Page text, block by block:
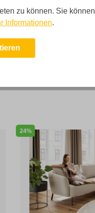
24%
zu können. Sie können
Informationen.